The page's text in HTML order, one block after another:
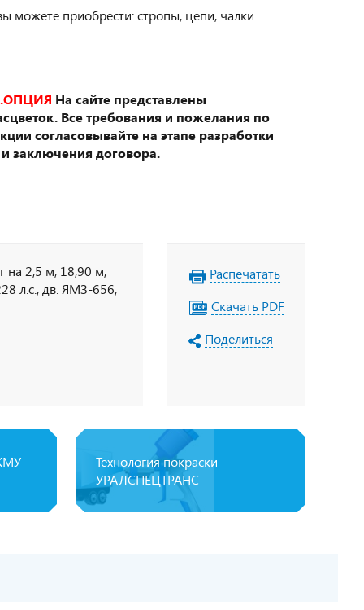
можете приобрести: стропы, цепи, чалки
На сайте представлены
Все требования и пожелания по
согласовывайте на этапе разработки
заключения договора.
на 2,5 м, 18,90 м,
л.с., дв. ЯМЗ-656,
Распечатать
Скачать PDF
Поделиться
Технология покраски
УРАЛСПЕЦТРАНС